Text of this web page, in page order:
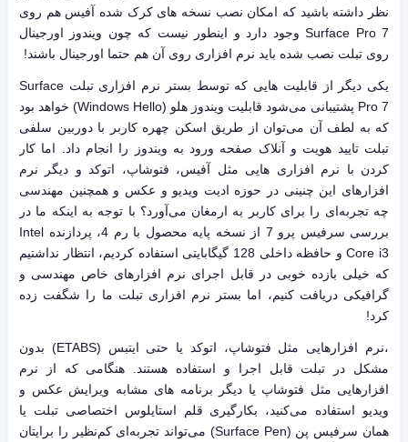
نظر داشته باشید که امکان نصب نسخه های کرک شده آفیس هم روی
Surface Pro 7 وجود دارد و اینطور نیست که چون ویندوز اورجینال
روی تبلت نصب شده باید نرم افزاری روی آن هم حتما اورجینال باشند!
یکی دیگر از قابلیت هایی که توسط بستر نرم افزاری تبلت Surface
Pro 7 پشتیبانی می‌شود قابلیت ویندوز هلو (Windows Hello) خواهد بود
که به لطف آن می‌توان از طریق اسکن چهره کاربر با دوربین سلفی
تبلت تایید هویت و آنلاک صفحه ورود به ویندوز را انجام داد. اما کار
کردن با نرم افزاری هایی مثل آفیس، فتوشاپ، اتوکد و دیگر نرم
افزارهای این چنینی در حوزه ادیت ویدیو و عکس و همچنین مهندسی
چه تجربه‌ای را برای کاربر به ارمغان می‌آورد؟ با توجه به اینکه ما در
بررسی سرفیس پرو 7 از نسخه پایه محصول با رم 4، پردازنده Intel
Core i3 و حافظه داخلی 128 گیگابایتی استفاده کردیم، انتظار نداشتیم
که خیلی بازده خوبی در قابل اجرای نرم افزارهای خاص مهندسی و
گرافیکی دریافت کنیم، اما بستر نرم افزاری تبلت ما را شگفت زده
کرد!
،نرم افزارهایی مثل فتوشاپ، اتوکد یا حتی ایتبس (ETABS) بدون
مشکل در تبلت قابل اجرا و استفاده هستند. هنگامی که از نرم
افزارهایی مثل فتوشاپ یا دیگر برنامه های مشابه ویرایش عکس و
ویدیو استفاده می‌کنید، بکارگیری قلم استایلوس اختصاصی تبلت یا
همان سرفیس پن (Surface Pen) می‌تواند تجربه‌ای کم‌نظیر را برایتان